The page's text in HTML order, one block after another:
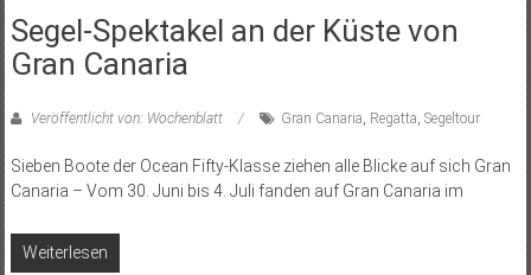
Segel-Spektakel an der Küste von
Gran Canaria
Veröffentlicht von: Wochenblatt Gran Canaria Regatta Segeltour
Sieben Boote der Ocean Fifty-Klasse ziehen alle Blicke auf sich Gran
Canaria – Vom 30. Juni bis 4. Juli fanden auf Gran Canaria im
Weiterlesen